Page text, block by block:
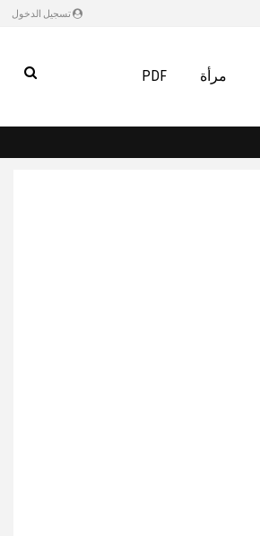
تسجيل الدخول
مرأة PDF